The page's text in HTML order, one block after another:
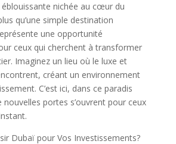
nichée au cœur du
qu’une simple destination
une opportunité
ceux qui cherchent à transformer
Imaginez un lieu où le luxe et
créant un environnement
C’est ici, dans ce paradis
portes s’ouvrent pour ceux
Dubaï pour Vos Investissements?